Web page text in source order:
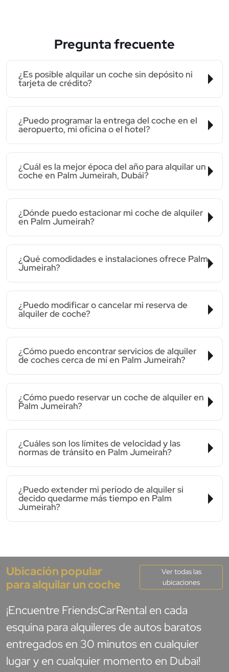
Pregunta frecuente
¿Es posible alquilar un coche sin depósito ni
tarjeta de crédito?
¿Puedo programar la entrega del coche en el
aeropuerto, mi oficina o el hotel?
¿Cuál es la mejor época del año para alquilar un
coche en Palm Jumeirah, Dubái?
¿Dónde puedo estacionar mi coche de alquiler
en Palm Jumeirah?
¿Qué comodidades e instalaciones ofrece Palm
Jumeirah?
¿Puedo modificar o cancelar mi reserva de
alquiler de coche?
¿Cómo puedo encontrar servicios de alquiler
de coches cerca de mí en Palm Jumeirah?
¿Cómo puedo reservar un coche de alquiler en
Palm Jumeirah?
¿Cuáles son los límites de velocidad y las
normas de tránsito en Palm Jumeirah?
¿Puedo extender mi período de alquiler si
decido quedarme más tiempo en Palm
Jumeirah?
Ubicación popular
para alquilar un coche
Ver todas las
ubicaciones
¡Encuentre FriendsCarRental en cada
esquina para alquileres de autos baratos
entregados en 30 minutos en cualquier
lugar y en cualquier momento en Dubai!